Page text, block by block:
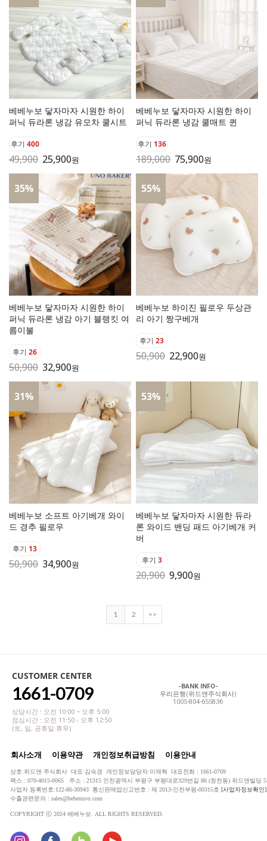
베베누보 닿자마자 시원한 하이
퍼닉 듀라론 냉감 유모차 쿨시트
후기 400
49,900 25,900원
베베누보 닿자마자 시원한 하이
퍼닉 듀라론 냉감 쿨매트 퀸
후기 136
189,000 75,900원
35%
베베누보 닿자마자 시원한 하이
퍼닉 듀라론 냉감 아기 블랭킷 여
름이불
후기 26
50,900 32,900원
55%
베베누보 하이진 필로우 두상관
리 아기 짱구베개
후기23
50,900 22,900원
31%
베베누보 소프트 아기베개 와이
드 경추 필로우
후기 13
50,900 34,900원
53%
베베누보 닿자마자 시원한 듀라
론 와이드 밴딩 패드 아기베개 커
버
후기 3
20,900 9,900원
1 2 >>
CUSTOMER CENTER
1661-0709
상담시간 : 오전 10:00 ~ 오후 5:00
점심시간 : 오전 11:50 - 오후 12:50
(토, 일, 공휴일 휴무)
-BANK INFO-
우리은행(위드앤주식회사)
1005-804-655836
회사소개 이용약관 개인정보취급방침 이용안내
상호:위드앤 주식회사 대표:김숙경 개인정보담당자:이재혁 대표전화 : 1661-0709
팩스 : 070-4015-0065 주소 : 21315 인천광역시 부평구 부평대로329번길 86 (청천동) 위드앤빌딩
사업자 등록번호:122-86-30943 통신판매업신고번호 : 제 2013-인천부평-00315호 [사업자정보확인]
수출관련문의 : sales@bebenuvo.com
COPYRIGHT ⓒ 2024 베베누보. ALL RIGHTS RESERVED.